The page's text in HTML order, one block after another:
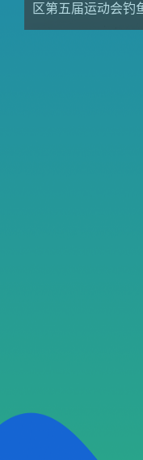
区第五届运动会钓